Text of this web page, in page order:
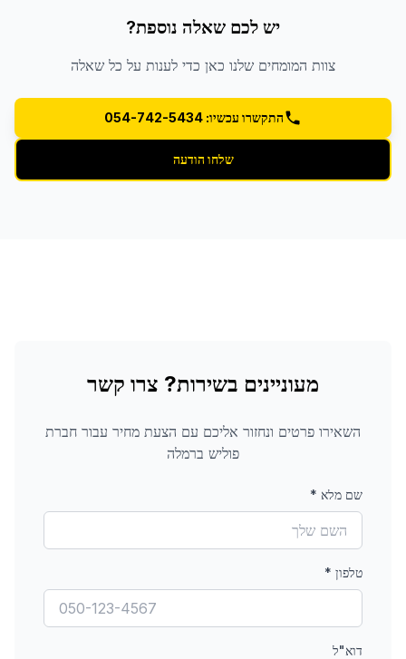
יש לכם שאלה נוספת?
צוות המומחים שלנו כאן כדי לענות על כל שאלה
התקשרו עכשיו: 054-742-5434
שלחו הודעה
מעוניינים בשירות? צרו קשר
השאירו פרטים ונחזור אליכם עם הצעת מחיר עבור חברת
פוליש ברמלה
שם מלא *
טלפון *
דוא"ל